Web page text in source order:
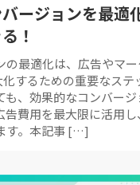
ージョンを最適
！
の最適化は、広告やマ
するための重要なステ
も、効果的なコンバー
告費用を最大限に活用
す。本記事 […]